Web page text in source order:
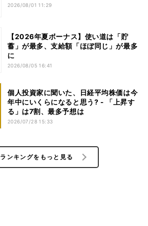
2026/08/01 11:29
【2026年夏ボーナス】使い道は「貯
蓄」が最多、支給額「ほぼ同じ」が最多
に
2026/08/05 16:41
個人投資家に聞いた、日経平均株価は今
年中にいくらになると思う? - 「上昇す
る」は7割、最多予想は
2026/07/28 15:33
ランキングをもっと見る